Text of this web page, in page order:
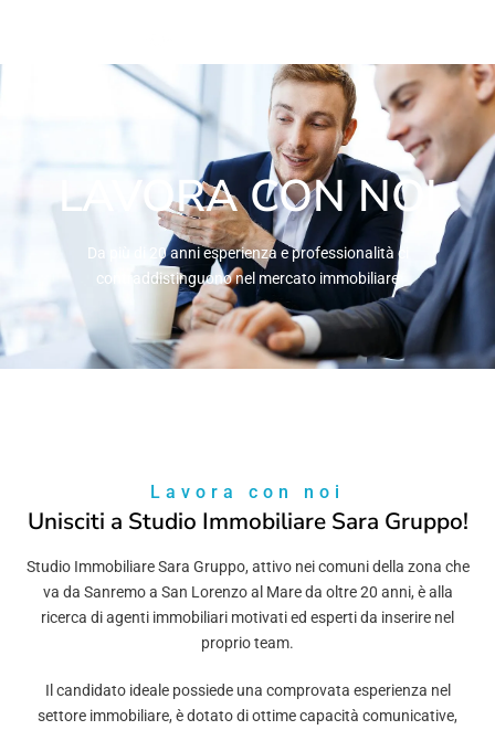
LAVORA CON NOI
Da più di 20 anni esperienza e professionalità ci
contraddistinguono nel mercato immobiliare
Lavora con noi
Unisciti a Studio Immobiliare Sara Gruppo!
Studio Immobiliare Sara Gruppo, attivo nei comuni della zona che
va da Sanremo a San Lorenzo al Mare da oltre 20 anni, è alla
ricerca di agenti immobiliari motivati ed esperti da inserire nel
proprio team.
Il candidato ideale possiede una comprovata esperienza nel
settore immobiliare, è dotato di ottime capacità comunicative,